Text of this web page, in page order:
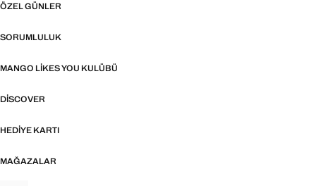
ÖZEL GÜNLER
SORUMLULUK
MANGO LIKES YOU KULÜBÜ
DISCOVER
HEDIYE KARTI
MAĞAZALAR